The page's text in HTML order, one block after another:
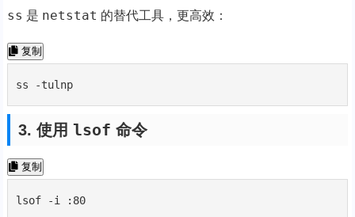
ss 是 netstat 的替代工具，更高效：
复制
ss -tulnp
3. 使用 lsof 命令
复制
lsof -i :80